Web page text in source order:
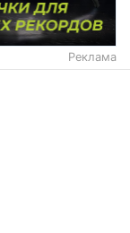
Реклама